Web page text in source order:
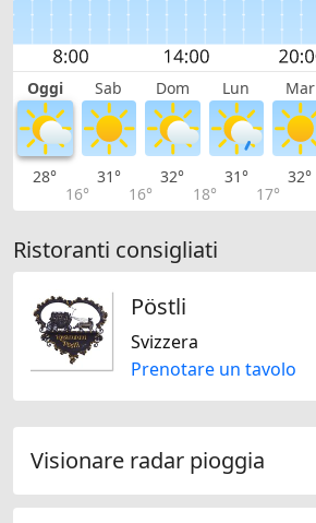
Oggi Sab Dom Lun Mar
28°
16°
31°
16°
32°
18°
31°
17°
32°
Ristoranti consigliati
Pöstli
Svizzera
Prenotare un tavolo
Visionare radar pioggia